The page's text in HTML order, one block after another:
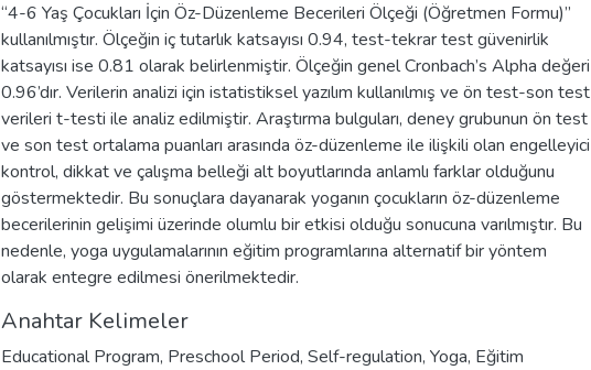
“4-6 Yaş Çocukları İçin Öz-Düzenleme Becerileri Ölçeği (Öğretmen Formu)”
kullanılmıştır. Ölçeğin iç tutarlık katsayısı 0.94, test-tekrar test güvenirlik
katsayısı ise 0.81 olarak belirlenmiştir. Ölçeğin genel Cronbach’s Alpha değeri
0.96’dır. Verilerin analizi için istatistiksel yazılım kullanılmış ve ön test-son test
verileri t-testi ile analiz edilmiştir. Araştırma bulguları, deney grubunun ön test
ve son test ortalama puanları arasında öz-düzenleme ile ilişkili olan engelleyici
kontrol, dikkat ve çalışma belleği alt boyutlarında anlamlı farklar olduğunu
göstermektedir. Bu sonuçlara dayanarak yoganın çocukların öz-düzenleme
becerilerinin gelişimi üzerinde olumlu bir etkisi olduğu sonucuna varılmıştır. Bu
nedenle, yoga uygulamalarının eğitim programlarına alternatif bir yöntem
olarak entegre edilmesi önerilmektedir.
Anahtar Kelimeler
Educational Program, Preschool Period, Self-regulation, Yoga, Eğitim